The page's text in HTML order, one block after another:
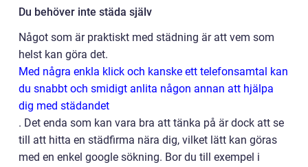
Du behöver inte städa själv
Något som är praktiskt med städning är att vem som
helst kan göra det.
Med några enkla klick och kanske ett telefonsamtal kan
du snabbt och smidigt anlita någon annan att hjälpa
dig med städandet
. Det enda som kan vara bra att tänka på är dock att se
till att hitta en städfirma nära dig, vilket lätt kan göras
med en enkel google sökning. Bor du till exempel i